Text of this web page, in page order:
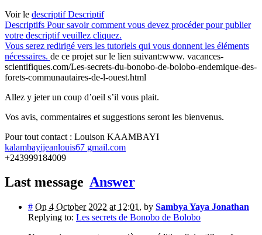
Voir le descriptif Descriptif
Descriptifs Pour savoir comment vous devez procéder pour publier
votre descriptif veuillez cliquez.
Vous serez redirigé vers les tutoriels qui vous donnent les éléments
nécessaires. de ce projet sur le lien suivant:www. vacances-
scientifiques.com/Les-secrets-du-bonobo-de-bolobo-endemique-des-
forets-communautaires-de-l-ouest.html
Allez y jeter un coup d’oeil s’il vous plait.
Vos avis, commentaires et suggestions seront les bienvenus.
Pour tout contact : Louison KAAMBAYI
kalambayijeanlouis67 gmail.com
+243999184009
Last message Answer
# On 4 October 2022 at 12:01 , by Sambya Yaya Jonathan
Replying to: Les secrets de Bonobo de Bolobo